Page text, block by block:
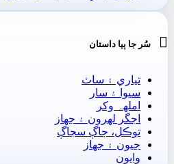
 سُر جا ٻيا داستان
تياري ۽ ساٺ
سيوا ۽ سار
املهہ وکر
اجگر لھرون ۽ جھاز
توڪل، جاڳ سجاڳ
جيون ۽ جھاز
وايون